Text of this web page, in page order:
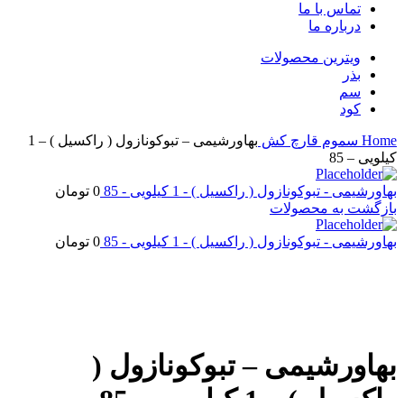
تماس با ما
درباره ما
ویترین محصولات
بذر
سم
کود
Home سموم قارچ کش
بهاورشیمی – تبوکونازول ( راکسیل ) – 1
کیلویی – 85
بهاورشیمی - تبوکونازول ( راکسیل ) - 1 کیلویی - 85 0 تومان
بازگشت به محصولات
بهاورشیمی - تبوکونازول ( راکسیل ) - 1 کیلویی - 85 0 تومان
بهاورشیمی – تبوکونازول (